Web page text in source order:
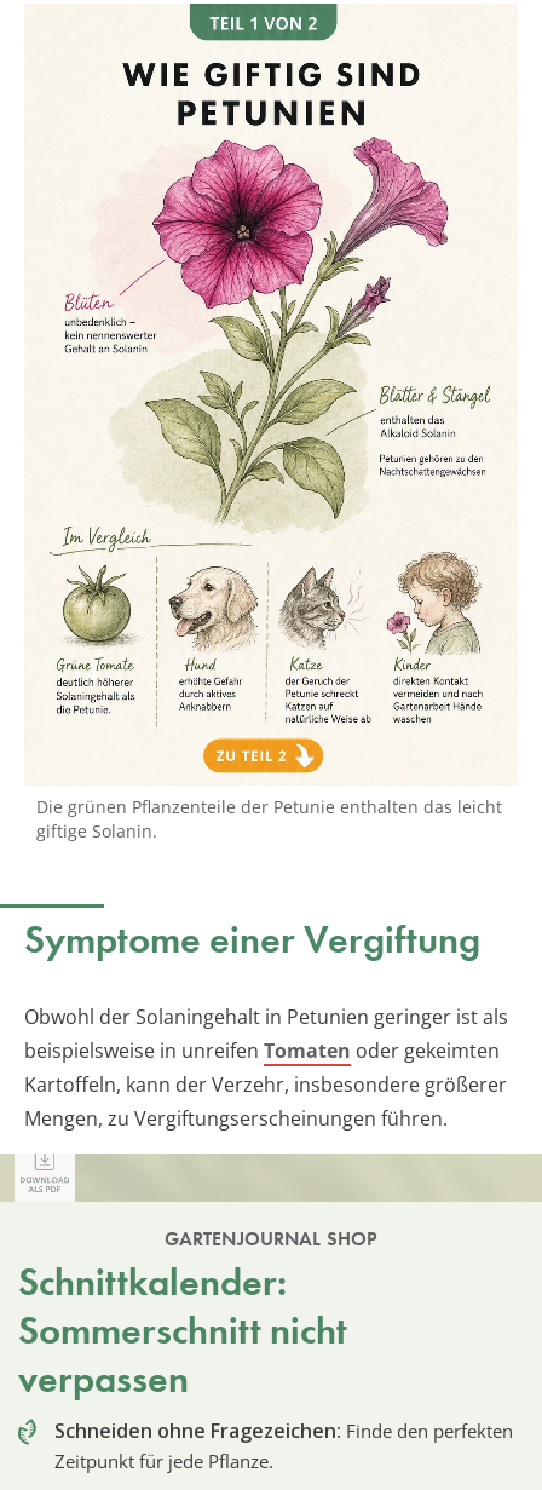
Die grünen Pflanzenteile der Petunie enthalten das leicht
giftige Solanin.
Symptome einer Vergiftung
Obwohl der Solaningehalt in Petunien geringer ist als
beispielsweise in unreifen Tomaten oder gekeimten
Kartoffeln, kann der Verzehr, insbesondere größerer
Mengen, zu Vergiftungserscheinungen führen.
GARTENJOURNAL SHOP
Schnittkalender:
Sommerschnitt nicht
verpassen
Schneiden ohne Fragezeichen: Finde den perfekten
Zeitpunkt für jede Pflanze.